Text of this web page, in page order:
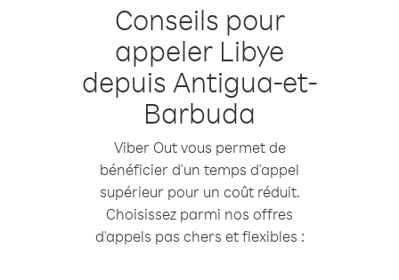
Conseils pour
appeler Libye
depuis Antigua-et-
Barbuda
Viber Out vous permet de
bénéficier d'un temps d'appel
supérieur pour un coût réduit.
Choisissez parmi nos offres
d'appels pas chers et flexibles :